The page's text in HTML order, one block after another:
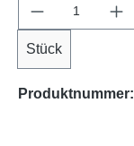
Stück
Produktnummer: